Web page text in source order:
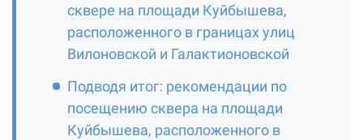
сквере на площади Куйбышева,
расположенного в границах улиц
Вилоновской и Галактионовской
Подводя итог: рекомендации по
посещению сквера на площади
Куйбышева, расположенного в